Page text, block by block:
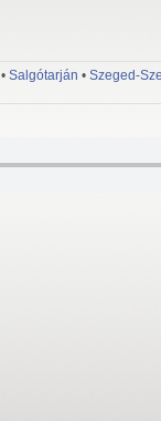
• Salgótarján • Szeged-